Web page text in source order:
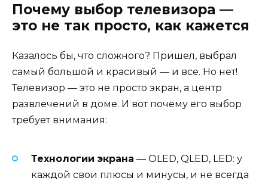
Почему выбор телевизора —
это не так просто, как кажется
Казалось бы, что сложного? Пришел, выбрал
самый большой и красивый — и все. Но нет!
Телевизор — это не просто экран, а центр
развлечений в доме. И вот почему его выбор
требует внимания:
Технологии экрана — OLED, QLED, LED: у
каждой свои плюсы и минусы, и не всегда